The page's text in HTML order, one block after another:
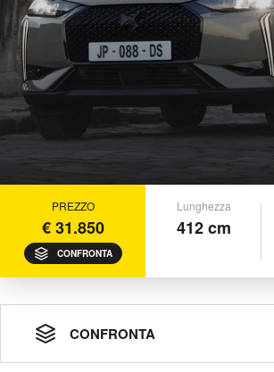
PREZZO
€ 31.850
CONFRONTA
Lunghezza
412 cm
CONFRONTA